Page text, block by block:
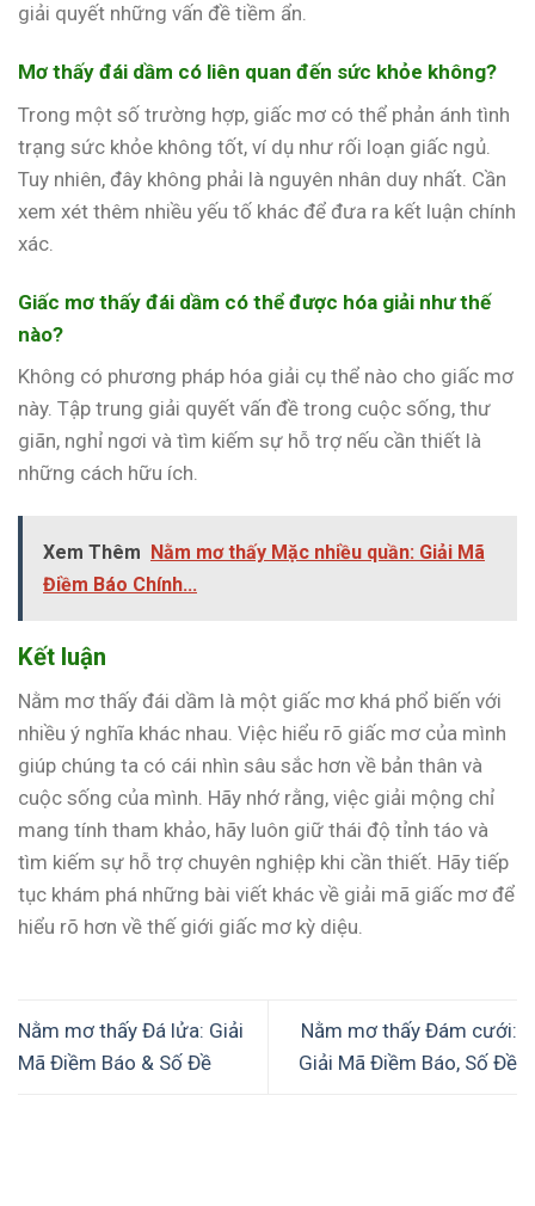
giải quyết những vấn đề tiềm ẩn.
Mơ thấy đái dầm có liên quan đến sức khỏe không?
Trong một số trường hợp, giấc mơ có thể phản ánh tình
trạng sức khỏe không tốt, ví dụ như rối loạn giấc ngủ.
Tuy nhiên, đây không phải là nguyên nhân duy nhất. Cần
xem xét thêm nhiều yếu tố khác để đưa ra kết luận chính
xác.
Giấc mơ thấy đái dầm có thể được hóa giải như thế
nào?
Không có phương pháp hóa giải cụ thể nào cho giấc mơ
này. Tập trung giải quyết vấn đề trong cuộc sống, thư
giãn, nghỉ ngơi và tìm kiếm sự hỗ trợ nếu cần thiết là
những cách hữu ích.
Xem Thêm
Nằm mơ thấy Mặc nhiều quần: Giải Mã
Điềm Báo Chính...
Kết luận
Nằm mơ thấy đái dầm là một giấc mơ khá phổ biến với
nhiều ý nghĩa khác nhau. Việc hiểu rõ giấc mơ của mình
giúp chúng ta có cái nhìn sâu sắc hơn về bản thân và
cuộc sống của mình. Hãy nhớ rằng, việc giải mộng chỉ
mang tính tham khảo, hãy luôn giữ thái độ tỉnh táo và
tìm kiếm sự hỗ trợ chuyên nghiệp khi cần thiết. Hãy tiếp
tục khám phá những bài viết khác về giải mã giấc mơ để
hiểu rõ hơn về thế giới giấc mơ kỳ diệu.
Nằm mơ thấy Đá lửa: Giải
Mã Điềm Báo & Số Đề
Nằm mơ thấy Đám cưới:
Giải Mã Điềm Báo, Số Đề